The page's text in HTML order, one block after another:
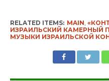
RELATED ITEMS: MAIN
ИЗРАИЛЬСКИЙ КАМЕРНЫЙ
МУЗЫКИ ИЗРАИЛЬСКОЙ